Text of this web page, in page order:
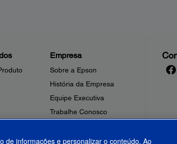
Empresa
Sobre a Epson
História da Empresa
Equipe Executiva
Trabalhe Conosco
Fale Conosco
de informações e personalizar o conteúdo. Ao